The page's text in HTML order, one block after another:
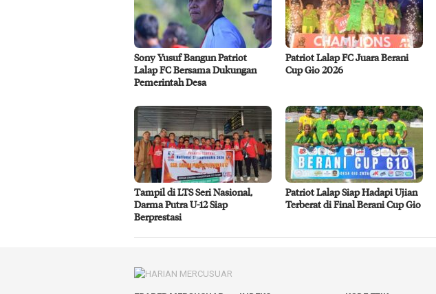
Sony Yusuf Bangun Patriot
Lalap FC Bersama Dukungan
Pemerintah Desa
Patriot Lalap FC Juara Berani
Cup Gio 2026
Tampil di LTS Seri Nasional,
Darma Putra U-12 Siap
Berprestasi
Patriot Lalap Siap Hadapi Ujian
Terberat di Final Berani Cup Gio